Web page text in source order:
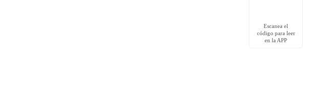
Escanea el
código para leer
en la APP